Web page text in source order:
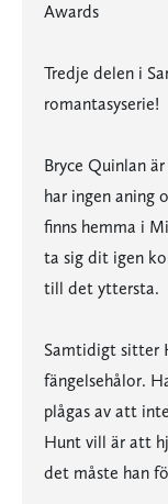
Awards
Tredje delen i
romantasyserie!
Bryce Quinlan
har ingen aning
finns hemma i
ta sig dit igen
till det yttersta.
Samtidigt sitter
fängelsehålor.
plågas av att
Hunt vill är att
det måste han